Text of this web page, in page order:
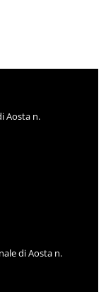
Aosta n.
di Aosta n.